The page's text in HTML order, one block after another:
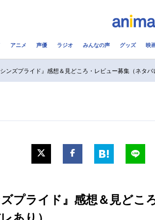
新記事一覧
アニメ記事一覧
声優記事一覧
アニメ映画一覧
実写化映画一覧
男性声優/女性声優
アニメ 声優 ラジオ みんなの声 グッズ 映
シンズプライド』感想＆見どころ・レビュー募集（ネタバ
ズプライド』感想＆見どこ